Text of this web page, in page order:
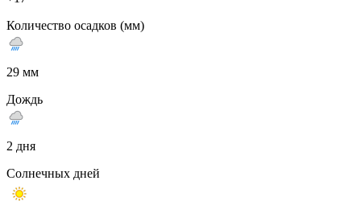
Количество осадков (мм)
29 мм
Дождь
2 дня
Солнечных дней